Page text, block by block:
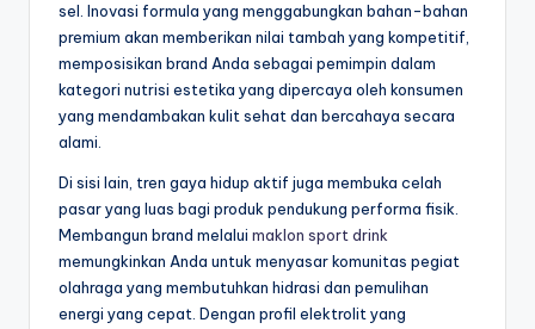
sel. Inovasi formula yang menggabungkan bahan-bahan
premium akan memberikan nilai tambah yang kompetitif,
memposisikan brand Anda sebagai pemimpin dalam
kategori nutrisi estetika yang dipercaya oleh konsumen
yang mendambakan kulit sehat dan bercahaya secara
alami.
Di sisi lain, tren gaya hidup aktif juga membuka celah
pasar yang luas bagi produk pendukung performa fisik.
Membangun brand melalui maklon sport drink
memungkinkan Anda untuk menyasar komunitas pegiat
olahraga yang membutuhkan hidrasi dan pemulihan
energi yang cepat. Dengan profil elektrolit yang